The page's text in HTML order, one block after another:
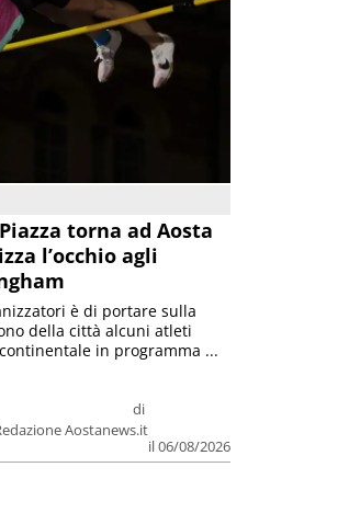
torna ad Aosta
l’occhio agli
di
Aostanews.it
il 06/08/2026
è di portare sulla
della città alcuni atleti
in programma ...